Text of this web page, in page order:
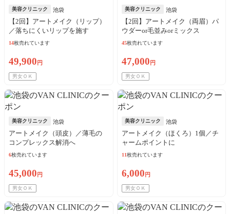
美容クリニック 池袋
【2回】アートメイク（リップ）
／落ちにくいリップを施す
14枚売れています
49,900 円
男女ＯＫ
美容クリニック 池袋
【2回】アートメイク（両眉）パ
ウダーor毛並みorミックス
45枚売れています
47,000 円
男女ＯＫ
美容クリニック 池袋
アートメイク（頭皮）／薄毛の
コンプレックス解消へ
6枚売れています
45,000 円
男女ＯＫ
美容クリニック 池袋
アートメイク（ほくろ）1個／チ
ャームポイントに
11枚売れています
6,000 円
男女ＯＫ